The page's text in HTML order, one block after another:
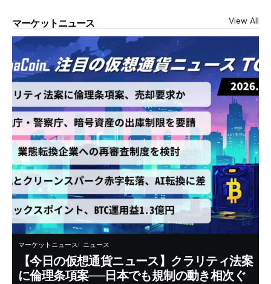
マーケットニュース View All
マーケットニュース ニュース
【今日の仮想通貨ニュース】クラリティ法案
に倫理条項案──日本でも規制の動き相次ぐ